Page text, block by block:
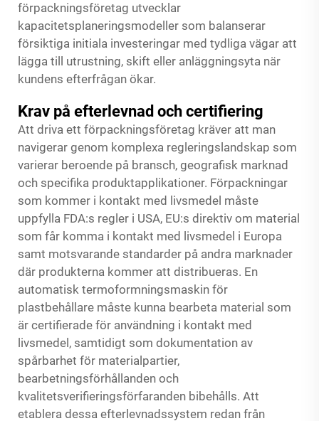
förpackningsföretag utvecklar
kapacitetsplaneringsmodeller som balanserar
försiktiga initiala investeringar med tydliga vägar att
lägga till utrustning, skift eller anläggningsyta när
kundens efterfrågan ökar.
Krav på efterlevnad och certifiering
Att driva ett förpackningsföretag kräver att man
navigerar genom komplexa regleringslandskap som
varierar beroende på bransch, geografisk marknad
och specifika produktapplikationer. Förpackningar
som kommer i kontakt med livsmedel måste
uppfylla FDA:s regler i USA, EU:s direktiv om material
som får komma i kontakt med livsmedel i Europa
samt motsvarande standarder på andra marknader
där produkterna kommer att distribueras. En
automatisk termoformningsmaskin för
plastbehållare måste kunna bearbeta material som
är certifierade för användning i kontakt med
livsmedel, samtidigt som dokumentation av
spårbarhet för materialpartier,
bearbetningsförhållanden och
kvalitetsverifieringsförfaranden bibehålls. Att
etablera dessa efterlevnadssystem redan från